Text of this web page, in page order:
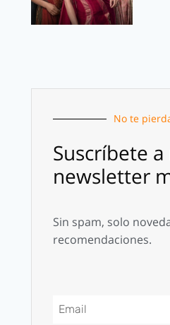
No te
Suscríbete
newsletter
Sin spam, solo
recomendaciones.